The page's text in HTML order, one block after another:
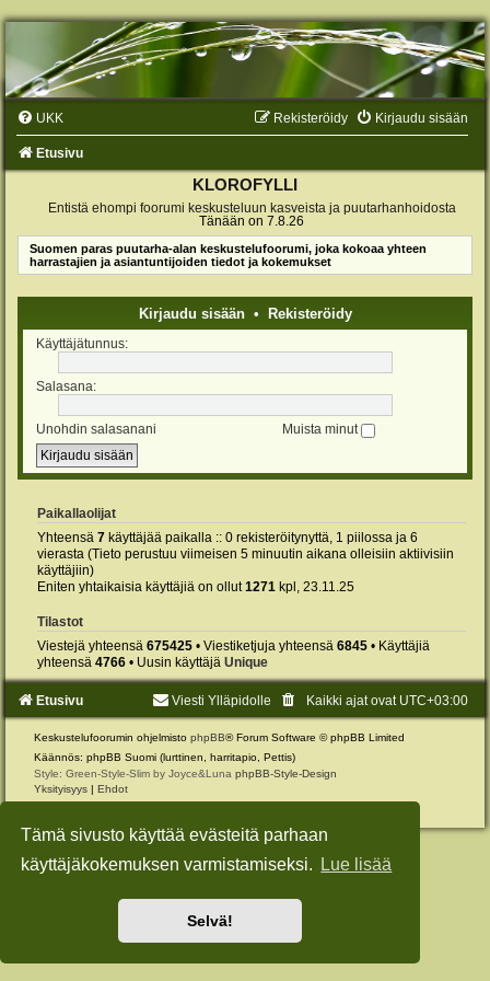
Tämä sivusto käyttää evästeitä parhaan
käyttäjäkokemuksen varmistamiseksi.
Lue lisää
Selvä!
UKK Kirjaudu sisään
Rekisteröidy
Etusivu
KLOROFYLLI
Entistä ehompi foorumi keskusteluun kasveista ja puutarhanhoidosta
Tänään on 7.8.26
Suomen paras puutarha-alan keskustelufoorumi, joka kokoaa yhteen
harrastajien ja asiantuntijoiden tiedot ja kokemukset
Kirjaudu sisään• Rekisteröidy
Käyttäjätunnus:
Salasana:
Unohdin salasanani Muista minut
Paikallaolijat
Yhteensä 7 käyttäjää paikalla :: 0 rekisteröitynyttä, 1 piilossa ja 6
vierasta (Tieto perustuu viimeisen 5 minuutin aikana olleisiin aktiivisiin
käyttäjiin)
Eniten yhtaikaisia käyttäjiä on ollut1271 kpl, 23.11.25
Tilastot
Viestejä yhteensä 675425 • Viestiketjuja yhteensä 6845 • Käyttäjiä
yhteensä 4766 • Uusin käyttäjä Unique
Etusivu Kaikki ajat ovat UTC+03:00
Viesti Ylläpidolle
Keskustelufoorumin ohjelmisto phpBB® Forum Software © phpBB Limited
Käännös: phpBB Suomi (lurttinen, harritapio, Pettis)
Style: Green-Style-Slim by Joyce&Luna phpBB-Style-Design
Yksityisyys | Ehdot